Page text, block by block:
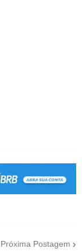
Próxima Postagem